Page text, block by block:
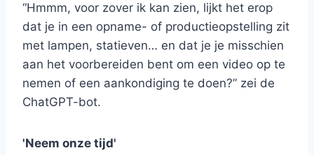
“Hmmm, voor zover ik kan zien, lijkt het erop
dat je in een opname- of productieopstelling zit
met lampen, statieven… en dat je je misschien
aan het voorbereiden bent om een ​​video op te
nemen of een aankondiging te doen?” zei de
ChatGPT-bot.
'Neem onze tijd'